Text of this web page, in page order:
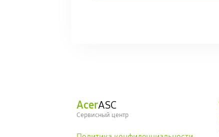
AcerASC
Сервисный центр